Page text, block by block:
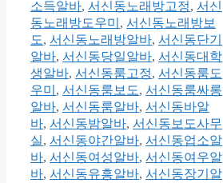
소득알바, 서신동노래방고정, 서신
동노래방도우미 , 서신동노래방보
도, 서신동노래방알바, 서신동단기
알바, 서신동당일알바, 서신동대학
생알바, 서신동룸고정, 서신동룸도
우미 , 서신동룸보도, 서신동룸싸롱
알바, 서신동룸알바, 서신동바알
바, 서신동밤알바, 서신동보도사무
실, 서신동야간알바, 서신동업소알
바, 서신동여성알바, 서신동여우알
바, 서신동유흥알바, 서신동장기알